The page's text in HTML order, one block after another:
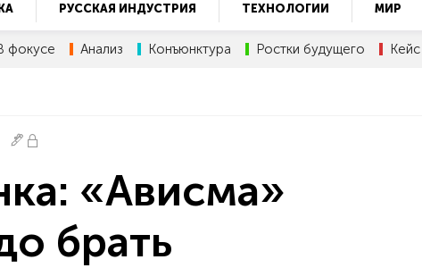
РУССКАЯ ИНДУСТРИЯ ТЕХНОЛОГИИ МИР
фокусе Анализ Конъюнктура Ростки будущего Кейс
«Ависма»
брать